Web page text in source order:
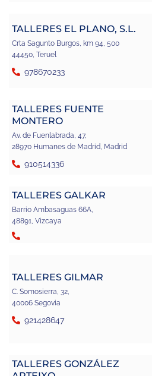
TALLERES EL PLANO, S.L.
Crta Sagunto Burgos, km 94, 500
44450, Teruel
978670233
TALLERES FUENTE
MONTERO
Av. de Fuenlabrada, 47,
28970 Humanes de Madrid, Madrid
910514336
TALLERES GALKAR
Barrio Ambasaguas 66A,
48891, Vizcaya
TALLERES GILMAR
C. Somosierra, 32,
40006 Segovia
921428647
TALLERES GONZÁLEZ